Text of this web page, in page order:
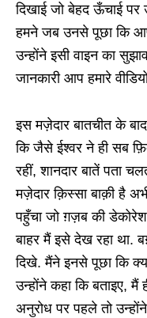
दिखाई जो बेहद ऊँचाई
हमने जब उनसे पूछा कि
उन्होंने इसी वाइन का
जानकारी आप हमारे
इस मज़ेदार बातचीत के
कि जैसे ईश्वर ने ही सब
रहीं, शानदार बातें पता
मज़ेदार क़िस्सा बाक़ी है
पहुँचा जो ग़ज़ब की
बाहर मैं इसे देख रहा था.
दिखे. मैंने इनसे पूछा कि
उन्होंने कहा कि बताइए,
अनुरोध पर पहले तो